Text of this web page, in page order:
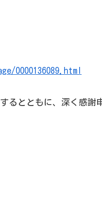
0000136089.html
るとともに、深く感謝